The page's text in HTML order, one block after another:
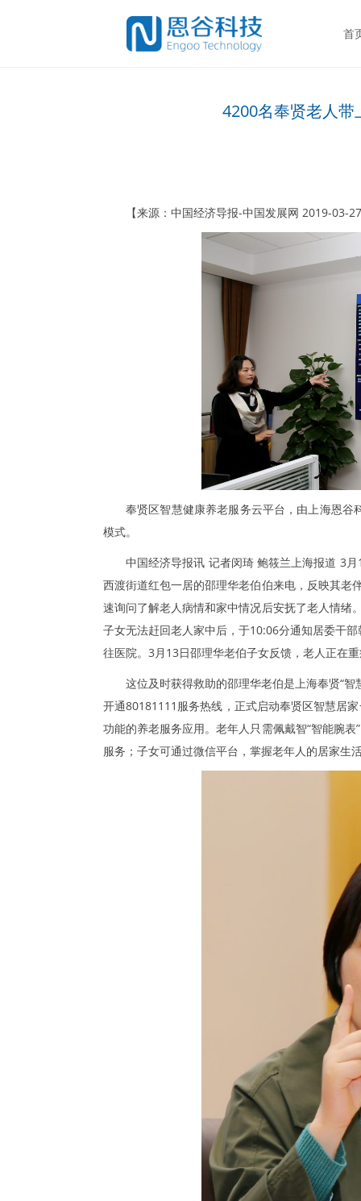
首
4200名奉贤老人带
【来源：中国经济导报-中国发展网 2019-03-
奉贤区智慧健康养老服务云平台，由上海恩谷
模式。
中国经济导报讯 记者闵琦 鲍筱兰上海报道 3
西渡街道红包一居的邵理华老伯伯来电，反映其老
速询问了解老人病情和家中情况后安抚了老人情绪
子女无法赶回老人家中后，于10:06分通知居委干
往医院。3月13日邵理华老伯子女反馈，老人正在
这位及时获得救助的邵理华老伯是上海奉贤“
开通80181111服务热线，正式启动奉贤区智慧居
功能的养老服务应用。老年人只需佩戴智“智能腕
服务；子女可通过微信平台，掌握老年人的居家生